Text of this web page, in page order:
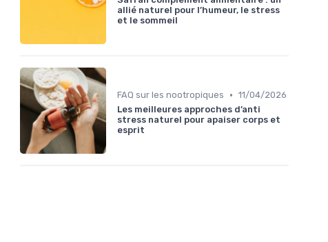
allié naturel pour l’humeur, le stress
et le sommeil
FAQ sur les nootropiques • 11/04/2026
Les meilleures approches d’anti
stress naturel pour apaiser corps et
esprit